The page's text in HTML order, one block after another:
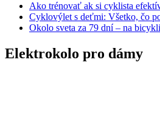
Ako trénovať ak si cyklista
Cyklovýlet s deťmi: Všetko, čo
Okolo sveta za 79 dní – na bicykli
Elektrokolo pro dámy